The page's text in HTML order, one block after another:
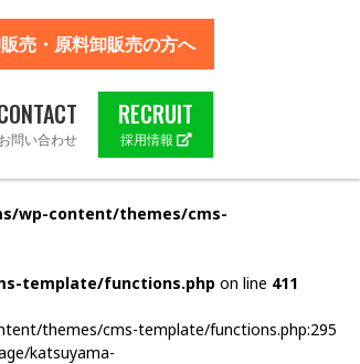
売・原料卸販売の方へ
お問い合わせ
RECRUIT
採用情報
wp-content/themes/cms-
template/functions.php on line 411
themes/cms-template/functions.php:295
katsuyama-